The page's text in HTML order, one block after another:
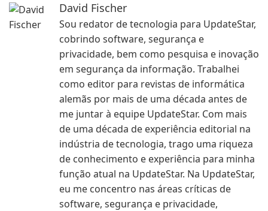
David Fischer
Sou redator de tecnologia para UpdateStar,
cobrindo software, segurança e
privacidade, bem como pesquisa e inovação
em segurança da informação. Trabalhei
como editor para revistas de informática
alemãs por mais de uma década antes de
me juntar à equipe UpdateStar. Com mais
de uma década de experiência editorial na
indústria de tecnologia, trago uma riqueza
de conhecimento e experiência para minha
função atual na UpdateStar. Na UpdateStar,
eu me concentro nas áreas críticas de
software, segurança e privacidade,